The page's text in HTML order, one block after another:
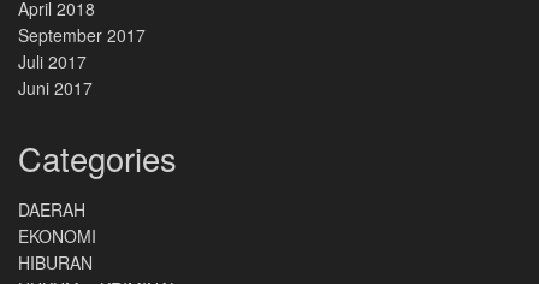
April 2018
September 2017
Juli 2017
Juni 2017
Categories
DAERAH
EKONOMI
HIBURAN